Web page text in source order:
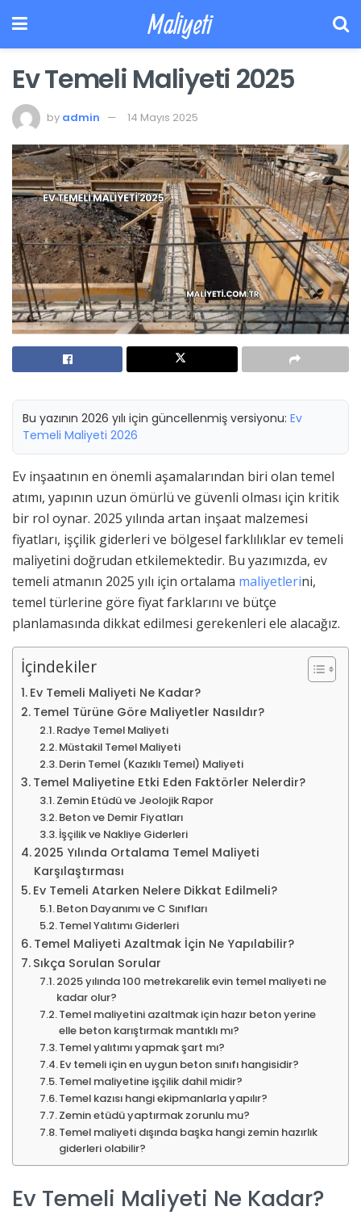
Maliyeti
Ev Temeli Maliyeti 2025
by admin 14 Mayıs 2025
Bu yazının 2026 yılı için güncellenmiş versiyonu: Ev
Temeli Maliyeti 2026
Ev inşaatının en önemli aşamalarından biri olan temel
atımı, yapının uzun ömürlü ve güvenli olması için kritik
bir rol oynar. 2025 yılında artan inşaat malzemesi
fiyatları, işçilik giderleri ve bölgesel farklılıklar ev temeli
maliyetini doğrudan etkilemektedir. Bu yazımızda, ev
temeli atmanın 2025 yılı için ortalama maliyetlerini,
temel türlerine göre fiyat farklarını ve bütçe
planlamasında dikkat edilmesi gerekenleri ele alacağız.
İçindekiler
Ev Temeli Maliyeti Ne Kadar?
Temel Türüne Göre Maliyetler Nasıldır?
Radye Temel Maliyeti
Müstakil Temel Maliyeti
Derin Temel (Kazıklı Temel) Maliyeti
Temel Maliyetine Etki Eden Faktörler Nelerdir?
Zemin Etüdü ve Jeolojik Rapor
Beton ve Demir Fiyatları
İşçilik ve Nakliye Giderleri
2025 Yılında Ortalama Temel Maliyeti
Karşılaştırması
Ev Temeli Atarken Nelere Dikkat Edilmeli?
Beton Dayanımı ve C Sınıfları
Temel Yalıtımı Giderleri
Temel Maliyeti Azaltmak İçin Ne Yapılabilir?
Sıkça Sorulan Sorular
2025 yılında 100 metrekarelik evin temel maliyeti ne
kadar olur?
Temel maliyetini azaltmak için hazır beton yerine
elle beton karıştırmak mantıklı mı?
Temel yalıtımı yapmak şart mı?
Ev temeli için en uygun beton sınıfı hangisidir?
Temel maliyetine işçilik dahil midir?
Temel kazısı hangi ekipmanlarla yapılır?
Zemin etüdü yaptırmak zorunlu mu?
Temel maliyeti dışında başka hangi zemin hazırlık
giderleri olabilir?
Ev Temeli Maliyeti Ne Kadar?